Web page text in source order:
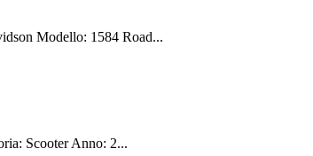
Modello: 1584 Road...
Scooter Anno: 2...